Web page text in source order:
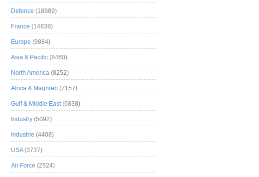
Defence (18989)
France (14639)
Europe (9884)
Asia & Pacific (8460)
North America (8252)
Africa & Maghreb (7157)
Gulf & Middle East(6838)
Industry (5092)
Industrie (4408)
USA(3737)
Air Force (2524)